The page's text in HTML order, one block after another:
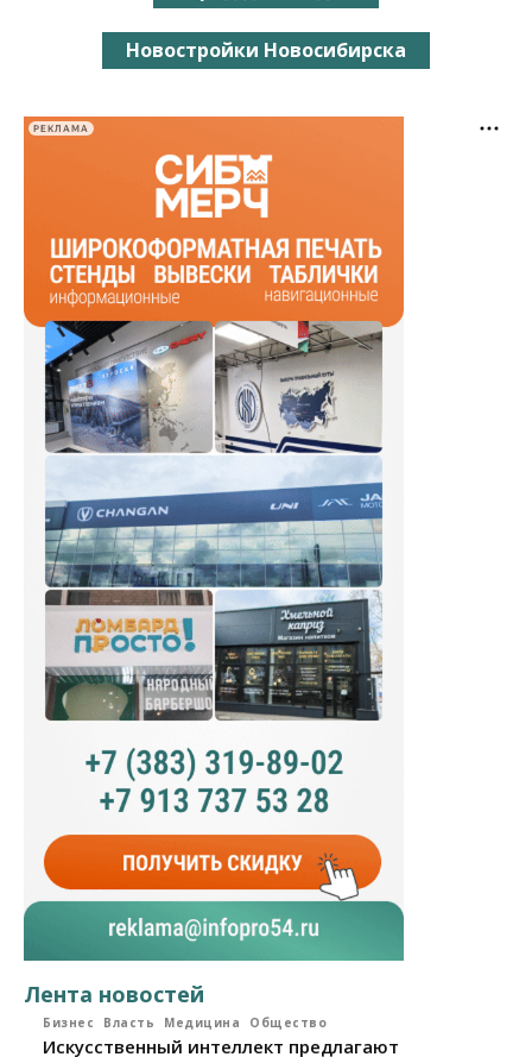
Новостройки Новосибирска
РЕКЛАМА
Лента новостей
Бизнес Власть Медицина Общество
Искусственный интеллект предлагают